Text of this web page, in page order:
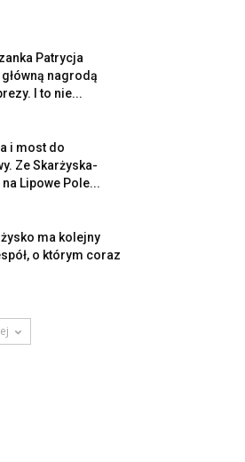
Patrycja
nagrodą
I to nie...
i most do
Ze Skarżyska-
Lipowe Pole...
ma kolejny
o którym coraz